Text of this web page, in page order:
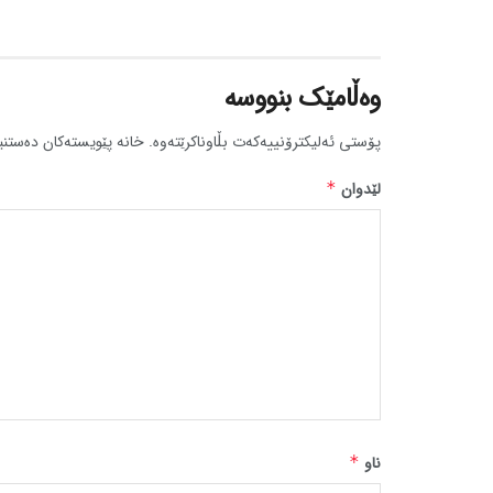
وەڵامێک بنووسە
پۆستی ئەلیکترۆنییەکەت بڵاوناکرێتەوە. خانە پێویستەکان
لێدوان *
ناو *